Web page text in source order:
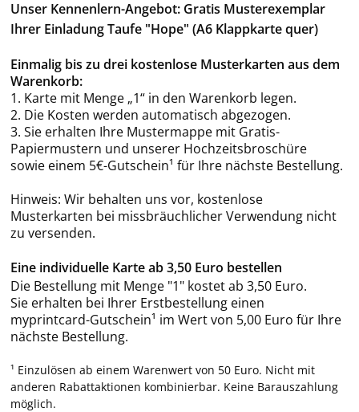
Unser Kennenlern-Angebot: Gratis Musterexemplar
Ihrer Einladung Taufe "Hope" (A6 Klappkarte quer)
Einmalig bis zu drei kostenlose Musterkarten aus dem
Warenkorb:
1. Karte mit Menge „1“ in den Warenkorb legen.
2. Die Kosten werden automatisch abgezogen.
3. Sie erhalten Ihre Mustermappe mit Gratis-
Papiermustern und unserer Hochzeitsbroschüre
sowie einem 5€-Gutschein¹ für Ihre nächste Bestellung.
Hinweis: Wir behalten uns vor, kostenlose
Musterkarten bei missbräuchlicher Verwendung nicht
zu versenden.
Eine individuelle Karte ab 3,50 Euro bestellen
Die Bestellung mit Menge "1" kostet ab 3,50 Euro.
Sie erhalten bei Ihrer Erstbestellung einen
myprintcard-Gutschein¹ im Wert von 5,00 Euro für Ihre
nächste Bestellung.
¹ Einzulösen ab einem Warenwert von 50 Euro. Nicht mit
anderen Rabattaktionen kombinierbar. Keine Barauszahlung
möglich.